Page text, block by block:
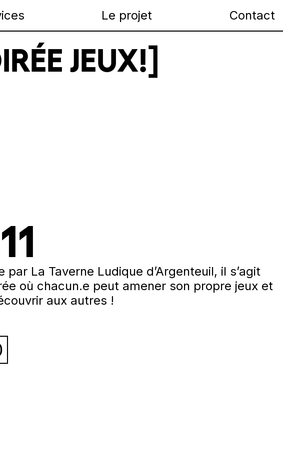
Le projet Contact
JEUX!]
par La Taverne Ludique d’Argenteuil, il s’agit
où chacun.e peut amener son propre jeux et
aux autres !